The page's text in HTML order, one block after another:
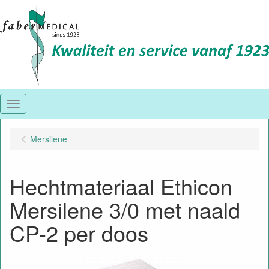
Menu
Mersilene
Hechtmateriaal Ethicon
Mersilene 3/0 met naald
CP-2 per doos